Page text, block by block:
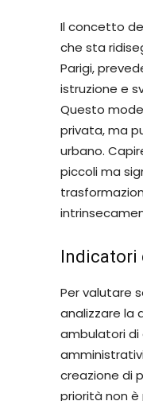
Il concetto
che sta
Parigi,
istruzione e
Questo
privata, ma
urbano.
piccoli ma
Indicatori
Per valutare
analizzare la
ambulatori di
creazione di
priorità non è